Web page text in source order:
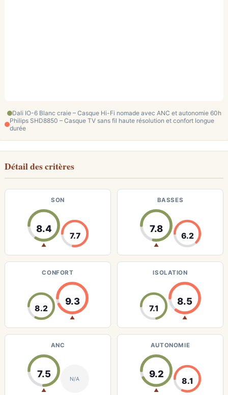
Dali IO-6 Blanc craie – Casque Hi-Fi nomade avec ANC et autonomie 60h
Philips SHD8850 – Casque TV sans fil haute résolution et confort longue
durée
Détail des critères
SON
8.4
▲
7.7
BASSES
7.8
▲
6.2
CONFORT
8.2
9.3
▲
ISOLATION
7.1
8.5
▲
ANC
7.5
▲
N/A
AUTONOMIE
9.2
▲
8.1